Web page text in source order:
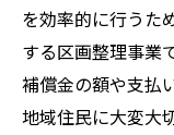
を効率的に行うた
する区画整理事業
補償金の額や支払
地域住民に大変大